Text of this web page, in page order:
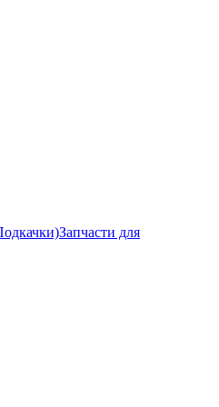
Запчасти для